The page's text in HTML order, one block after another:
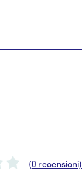
(0 recensioni)